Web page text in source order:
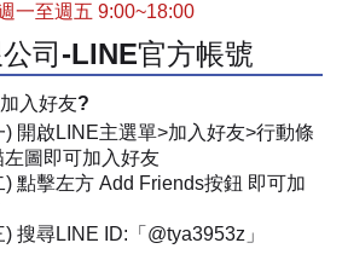
一至週五 9:00~18:00
司-LINE官方帳號
入好友?
) 開啟LINE主選單>加入好友>行動條
左圖即可加入好友
) 點擊左方 Add Friends按鈕 即可加
搜尋LINE ID:「@tya3953z」